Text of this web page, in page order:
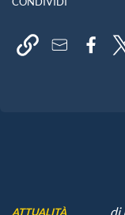
ATTUALITÀ di